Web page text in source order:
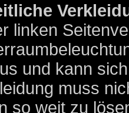
linken
und kann
muss
so weit zu